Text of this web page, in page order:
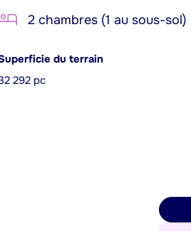
2 chambres (1 au sous-sol)
du terrain
292 pc